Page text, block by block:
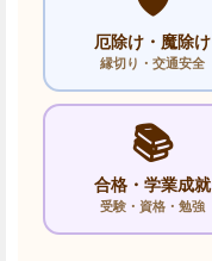
厄除け・魔除け
縁切り・交通安全
📚
合格・学業成就
受験・資格・勉強